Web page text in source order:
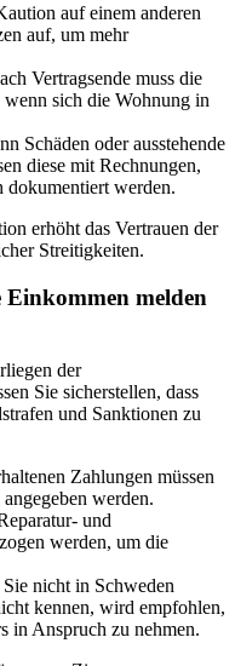
auf einem anderen
auf, um mehr
Vertragsende muss die
sich die Wohnung in
Schäden oder ausstehende
diese mit Rechnungen,
dokumentiert werden.
erhöht das Vertrauen der
Streitigkeiten.
Einkommen melden
der
Sie sicherstellen, dass
und Sanktionen zu
Zahlungen müssen
werden.
und
werden, um die
Sie nicht in Schweden
kennen, wird empfohlen,
in Anspruch zu nehmen.